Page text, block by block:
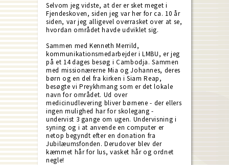
Selvom jeg vidste, at der er sket meget i
Fjendeskoven, siden jeg var her for ca. 10 år
siden, var jeg alligevel overrasket over at se,
hvordan området havde udviklet sig.
Sammen med Kenneth Merrild,
kommunikationsmedarbejder i LMBU, er jeg
på et 14 dages besøg i Cambodja. Sammen
med missionærerne Mia og Johannes, deres
børn og en del fra kirken i Siam Reap,
besøgte vi Preykhmang som er det lokale
navn for området. Ud over
medicinudlevering bliver børnene - der ellers
ingen mulighed har for skolegang -
undervist 3 gange om ugen. Undervisning i
syning og i at anvende en computer er
netop begyndt efter en donation fra
Jubilæumsfonden. Derudover blev der
kæmmet hår for lus, vasket hår og ordnet
negle!